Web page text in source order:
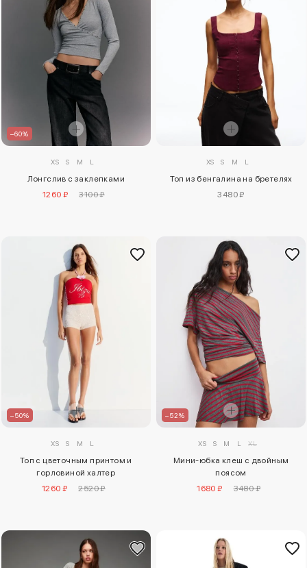
–60%
XS S M L
Лонгслив с заклепками
1260 ₽
3100 ₽
XS S M L
Топ из бенгалина на бретелях
3480 ₽
–50%
XS S M L
Топ с цветочным принтом и
горловиной халтер
1260 ₽
2520 ₽
–52%
XS S M L XL
Мини-юбка клеш с двойным
поясом
1680 ₽
3480 ₽